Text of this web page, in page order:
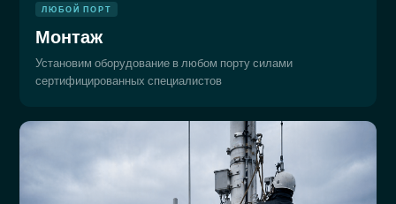
ЛЮБОЙ ПОРТ
Монтаж
Установим оборудование в любом порту силами
сертифицированных специалистов